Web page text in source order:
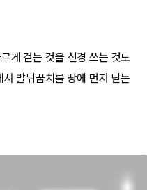
게 걷는 것을 신경 쓰는 것도
발뒤꿈치를 땅에 먼저 딛는